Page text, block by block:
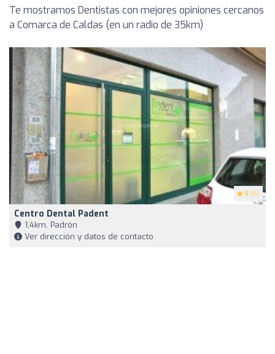
Te mostramos Dentistas con mejores opiniones cercanos
a Comarca de Caldas (en un radio de 35km)
5 (6)
Centro Dental Padent
1,4km, Padrón
Ver dirección y datos de contacto